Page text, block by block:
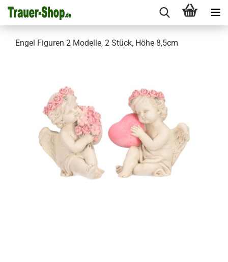
Engel Figuren 2 Modelle, 2 Stück, Höhe 8,5cm